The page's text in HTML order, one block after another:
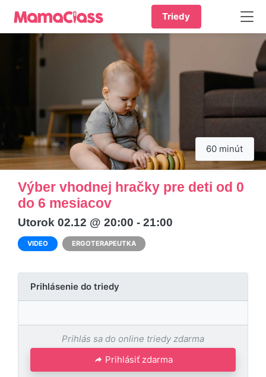
Triedy
60 minút
Výber vhodnej hračky pre deti od 0
do 6 mesiacov
Utorok 02.12 @ 20:00 - 21:00
VIDEO ERGOTERAPEUTKA
Prihlásenie do triedy
Prihlás sa do online triedy zdarma
Prihlásiť zdarma